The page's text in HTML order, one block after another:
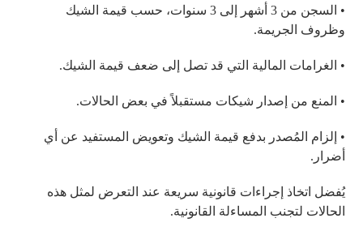
• السجن من 3 أشهر إلى 3 سنوات، حسب قيمة الشيك
وظروف الجريمة.
• الغرامات المالية التي قد تصل إلى ضعف قيمة الشيك.
• المنع من إصدار شيكات مستقبلاً في بعض الحالات.
• إلزام المُصدر بدفع قيمة الشيك وتعويض المستفيد عن أي
أضرار.
يُفضل اتخاذ إجراءات قانونية سريعة عند التعرض لمثل هذه
الحالات لتجنب المساءلة القانونية.